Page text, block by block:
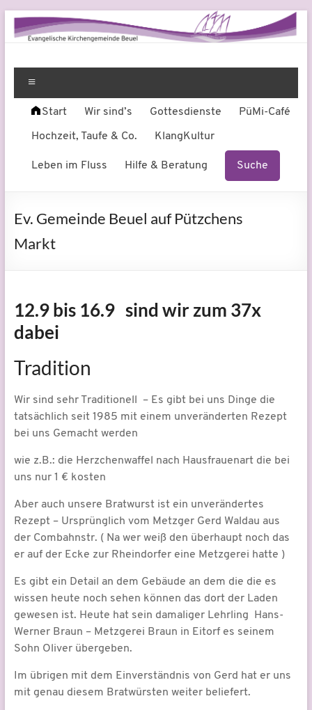
Zum
Inhalt
springen
Evangelische
Kirchengemeinde
Beuel
am
Start Wir sind’s Gottesdienste PüMi-Café
Hochzeit, Taufe & Co. KlangKultur
Leben im Fluss Hilfe & Beratung Suche
Ev. Gemeinde Beuel auf Pützchens
Markt
12.9 bis 16.9 sind wir zum 37x
dabei
Tradition
Wir sind sehr Traditionell – Es gibt bei uns Dinge die
tatsächlich seit 1985 mit einem unveränderten Rezept
bei uns Gemacht werden
wie z.B.: die Herzchenwaffel nach Hausfrauenart die bei
uns nur 1 € kosten
Aber auch unsere Bratwurst ist ein unverändertes
Rezept – Ursprünglich vom Metzger Gerd Waldau aus
der Combahnstr. ( Na wer weiß den überhaupt noch das
er auf der Ecke zur Rheindorfer eine Metzgerei hatte )
Es gibt ein Detail an dem Gebäude an dem die die es
wissen heute noch sehen können das dort der Laden
gewesen ist. Heute hat sein damaliger Lehrling Hans-
Werner Braun – Metzgerei Braun in Eitorf es seinem
Sohn Oliver übergeben.
Im übrigen mit dem Einverständnis von Gerd hat er uns
mit genau diesem Bratwürsten weiter beliefert.